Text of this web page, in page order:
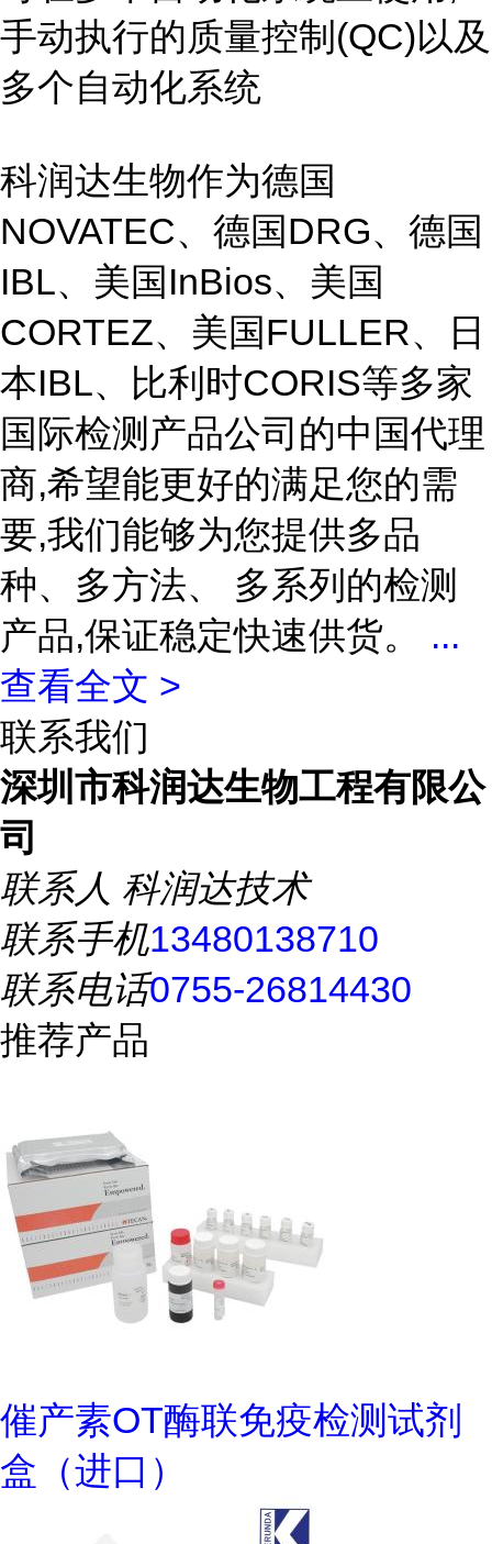
手动执行的质量控制(QC)以及
多个自动化系统
科润达生物作为德国
NOVATEC、德国DRG、德国
IBL、美国InBios、美国
CORTEZ、美国FULLER、日
本IBL、比利时CORIS等多家
国际检测产品公司的中国代理
商,希望能更好的满足您的需
要,我们能够为您提供多品
种、多方法、 多系列的检测
产品,保证稳定快速供货。 ...
查看全文 >
联系我们
深圳市科润达生物工程有限公
司
联系人 科润达技术
联系手机13480138710
联系电话0755-26814430
推荐产品
催产素OT酶联免疫检测试剂
盒（进口）